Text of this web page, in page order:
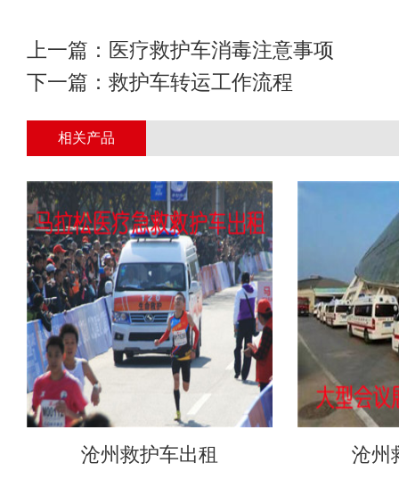
上一篇： 医疗救护车消毒注意事项
下一篇： 救护车转运工作流程
相关产品
沧州救护车出租 沧州